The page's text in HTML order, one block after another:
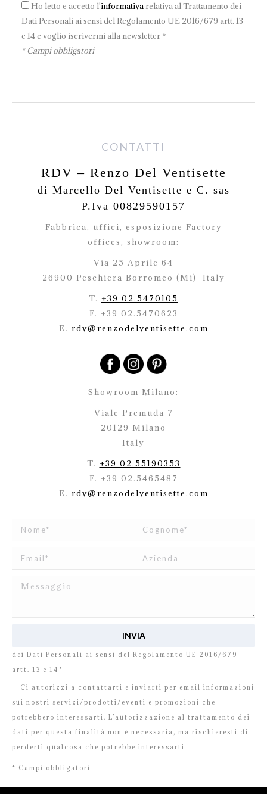
Ho letto e accetto l'informativa relativa al Trattamento dei
Dati Personali ai sensi del Regolamento UE 2016/679 artt. 13
e 14 e voglio iscrivermi alla newsletter *
* Campi obbligatori
CONTATTI
RDV – Renzo Del Ventisette
di Marcello Del Ventisette e C. sas
P.Iva 00829590157
Fabbrica, uffici, esposizione Factory
offices, showroom:
Via 25 Aprile 64
26900 Peschiera Borromeo (Mi)
Italy
T. +39 02.5470105
F. +39 02.5470623
E. rdv@renzodelventisette.com
Showroom Milano:
Viale Premuda 7
20129 Milano
Italy
T. +39 02.55190353
F. +39 02.5465487
E. rdv@renzodelventisette.com
dei Dati Personali ai sensi del Regolamento UE 2016/679
artt. 13 e 14*
Ci autorizzi a contattarti e inviarti per email informazioni
sui nostri servizi/prodotti/eventi e promozioni che
potrebbero interessarti. L’autorizzazione al trattamento dei
dati per questa finalità non è necessaria, ma rischieresti di
perderti qualcosa che potrebbe interessarti
* Campi obbligatori